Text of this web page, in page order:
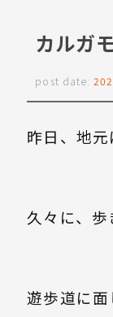
カルガモ
post date:
昨日、地元
久々に、歩
遊歩道に面